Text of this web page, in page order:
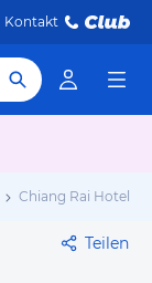
Kontakt
Chiang Rai Hotels
Teilen